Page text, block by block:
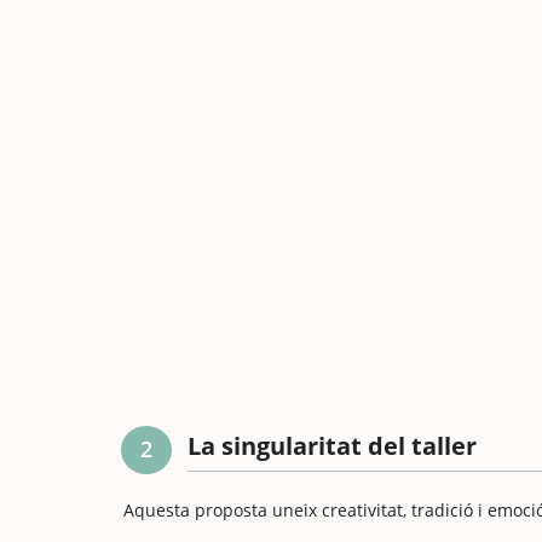
2 La singularitat del taller
Aquesta proposta uneix creativitat, tradició i